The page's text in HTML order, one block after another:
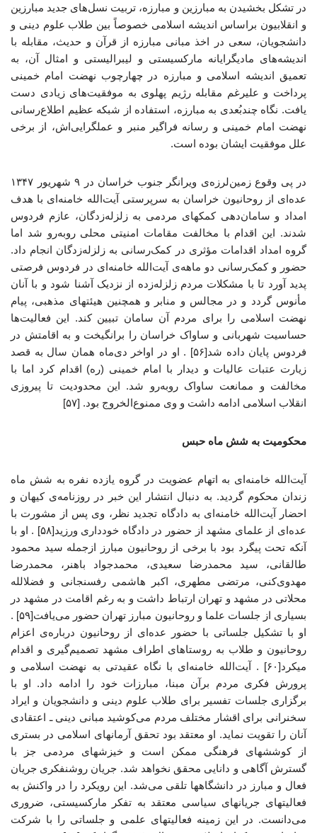
در تشکل بخشیدن به مبارزین و مبارزه، تربیت نسل‌های جدید مبارزین
و انقلابیون براساس اندیشه اسلامی خصوصاً بین طلاب علوم دینی و
دانشجویان، سعی در اخذ مبانی مبارزه از قرآن و حدیث، مقابله با
اندیشه‌های مادیگرایانه مارکسیستی و لیبرالیستی و امثال آن، به
تعمیق اندیشه اسلامی و مبارزه در چهارچوب نهضت امام خمینی
پرداخت و علیرغم مقابله رژیم پهلوی به موفقیت‌های زیادی دست
یافت. نگاه چندبُعدی به مبارزه، استفاده از شبکه عظیم اطلاع‌رسانی
نهضت امام خمینی و رسانه فراگیر منبر و عملگرایی‌اش، از برخی
علل موفقیت ایشان بوده است.
در پی وقوع زمین‌لرزه‌ی ویرانگر جنوب خراسان در ۹ شهریور ۱۳۴۷
عده‌ای از روحانیون خراسان به سرپرستی آیت‌الله خامنه‌ای با هدف
امداد و سامان‌دهی کمکهای مردمی به زلزله‌زدگان، عازم فردوس
شدند. این اقدام با مخالفت مقامات امنیتی محلی روبه‌رو شد اما
گروه امداد اقدامات مؤثری در کمک‌رسانی به زلزله‌زدگان انجام داد.
حضور و کمک‌رسانی دو ماهه‌ی آیت‌الله خامنه‌ای در فردوس فرصتی
پدید آورد تا با مشکلات مردم زلزله‌زده از نزدیک آشنا شود و با آنان
مأنوس گردد و در مجالس و منابر و همچنین هیئتهای مذهبی، پیام
نهضت اسلامی را برای مردم آن سامان تبیین کند. این فعالیت‌ها
حساسیت شهربانی و ساواک خراسان را برانگیخت و به اقامتش در
فردوس پایان داده شد[۵۶] . او در اواخر دی‌ماه همان سال به قصد
زیارت عتبات عالیات و دیدار با امام خمینی (ره) اقدام کرد اما با
مخالفت و ممانعت ساواک روبه‌رو شد. این محدودیت تا پیروزی
انقلاب اسلامی ادامه داشت و وی ممنوع‌الخروج بود. [۵۷]
محکومیت به شش ماه حبس
آیت‌الله خامنه‌ای به اتهام عضویت در گروه یازده نفره به شش ماه
زندان محکوم گردید. به دنبال انتشار این خبر در روزنامه‌ی کیهان و
احضار آیت‌الله خامنه‌ای به دادگاه تجدید نظر، وی پس از مشورت با
عده‌ای از علمای مشهد از حضور در دادگاه خودداری ورزید[۵۸] . او با
آنکه تحت پیگرد بود با برخی از روحانیون مبارز ازجمله سید محمود
طالقانی، سید محمدرضا سعیدی، محمدجواد باهنر، محمدرضا
مهدوی‌کنی، مرتضی مطهری، اکبر هاشمی رفسنجانی و فضلالله
محلاتی در مشهد و تهران ارتباط داشت و به رغم اقامت در مشهد در
بسیاری از جلسات علما و روحانیون مبارز تهران حضور می‌یافت[۵۹] .
او با تشکیل جلساتی با حضور عده‌ای از روحانیون درباره‌ی اعزام
روحانیون و طلاب به روستاهای اطراف مشهد تصمیم‌گیری و اقدام
میکرد[۶۰] . آیت‌الله خامنه‌ای با نگاه عقیدتی به نهضت اسلامی و
پرورش فکری مردم برآن مبنا، مبارزات خود را ادامه داد. او با
برگزاری جلسات تفسیر برای طلاب علوم دینی و دانشجویان و ایراد
سخنرانی برای اقشار مختلف مردم می‌کوشید مبانی دینی ـ اعتقادی
آنان را تقویت نماید. او معتقد بود تحقق آرمانهای اسلامی در بستری
از کوششهای فرهنگی ممکن است و خیزشهای مردمی جز با
گسترش آگاهی و دانایی محقق نخواهد شد. جریان روشنفکری جریان
فعال و مبارز در دانشگاهها تلقی می‌شد. این رویکرد را در واکنش به
فعالیتهای جریانهای سیاسی معتقد به تفکر مارکسیستی، ضروری
می‌دانست. در این زمینه فعالیتهای علمی و جلساتی را با شرکت